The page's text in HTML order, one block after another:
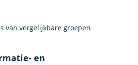
van vergelijkbare groepen
en